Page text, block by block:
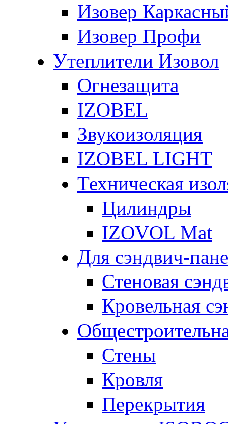
Изовер
Изовер Профи
Утеплители Изовол
Огнезащита
IZOBEL
Звукоизоляция
IZOBEL LIGHT
Техническая
Цилиндры
IZOVOL Mat
Для сэндвич-
Стеновая
Кровельная
Стены
Кровля
Перекрытия